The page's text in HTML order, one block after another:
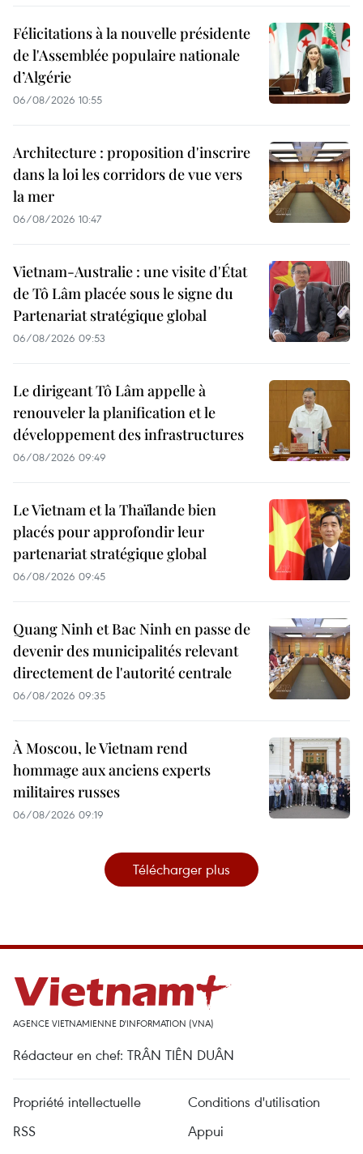
Félicitations à la nouvelle présidente
de l'Assemblée populaire nationale
d’Algérie
06/08/2026 10:55
Architecture : proposition d'inscrire
dans la loi les corridors de vue vers
la mer
06/08/2026 10:47
Vietnam-Australie : une visite d'État
de Tô Lâm placée sous le signe du
Partenariat stratégique global
06/08/2026 09:53
Le dirigeant Tô Lâm appelle à
renouveler la planification et le
développement des infrastructures
06/08/2026 09:49
Le Vietnam et la Thaïlande bien
placés pour approfondir leur
partenariat stratégique global
06/08/2026 09:45
Quang Ninh et Bac Ninh en passe de
devenir des municipalités relevant
directement de l'autorité centrale
06/08/2026 09:35
À Moscou, le Vietnam rend
hommage aux anciens experts
militaires russes
06/08/2026 09:19
Télécharger plus
AGENCE VIETNAMIENNE D'INFORMATION (VNA)
Rédacteur en chef: TRÂN TIÊN DUÂN
Propriété intellectuelle
Conditions d'utilisation
RSS
Appui